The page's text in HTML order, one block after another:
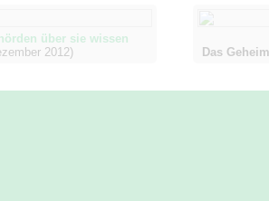
über sie wissen
2012)
Das